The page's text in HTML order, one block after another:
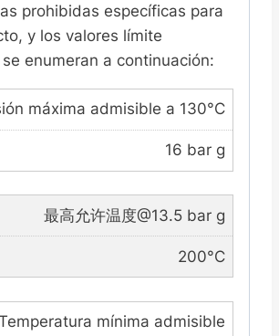
prohibidas específicas para
y los valores límite
enumeran a continuación:
máxima admisible a 130°C
16 bar g
最高允许温度@13.5 bar g
200°C
mínima admisible